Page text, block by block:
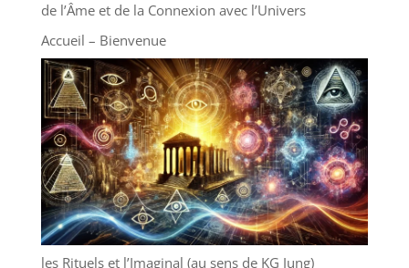
de l’Âme et de la Connexion avec l’Univers
Accueil – Bienvenue
les Rituels et l’Imaginal (au sens de KG Jung)